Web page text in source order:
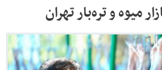
میوه و تره‌بار تهران